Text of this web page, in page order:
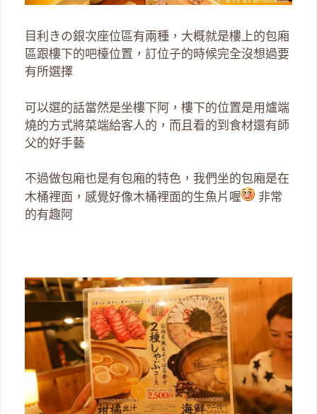
目利きの銀次座位區有兩種，大概就是樓上的包廂
區跟樓下的吧檯位置，訂位子的時候完全沒想過要
有所選擇
可以選的話當然是坐樓下阿，樓下的位置是用爐端
燒的方式將菜端給客人的，而且看的到食材還有師
父的好手藝
不過做包廂也是有包廂的特色，我們坐的包廂是在
木桶裡面，感覺好像木桶裡面的生魚片喔
非常
的有趣阿